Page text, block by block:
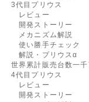
3代目プリウス
レビュー
開発ストーリー
メカニズム解説
使い勝手チェック
解説・プリウスα
世界累計販売台数一
4代目プリウス
レビュー
開発ストーリー